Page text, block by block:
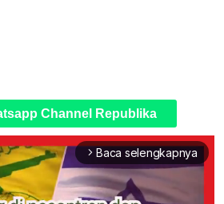
Channel Republika
arrow_forward_ios Baca selengkapnya